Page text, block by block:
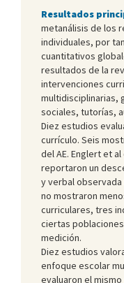
Resultados
metanálisis de los
individuales, por
cuantitativos
resultados de la
intervenciones
multidisciplinarias,
sociales, tutorías,
Diez estudios
currículo. Seis
del AE. Englert et
reportaron un
y verbal observada
no mostraron
curriculares, tres
ciertas
medición.
Diez estudios
enfoque escolar
evaluaron el